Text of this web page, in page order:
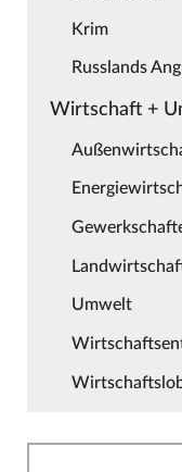
Krim
Russlands
Wirtschaft +
Umwelt